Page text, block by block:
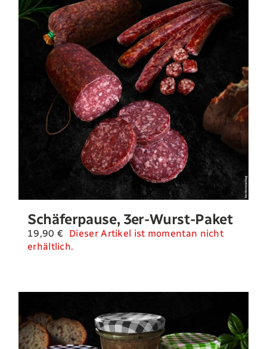
Schäferpause, 3er-Wurst-Paket
19,90 € Dieser Artikel ist momentan nicht
erhältlich.